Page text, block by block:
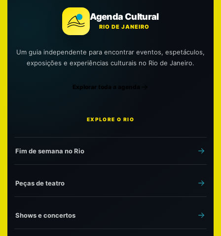
Agenda Cultural
RIO DE JANEIRO
Um guia independente para encontrar eventos, espetáculos,
exposições e experiências culturais no Rio de Janeiro.
Explorar toda a agenda
EXPLORE O RIO
Fim de semana no Rio
Peças de teatro
Shows e concertos